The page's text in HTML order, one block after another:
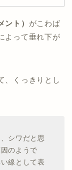
ント） がこわば
よって垂れ下が
、くっきりとし
シワだと思
のようで
線として表